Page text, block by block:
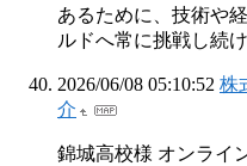
あるために、技術や
ルドへ常に挑戦し続
2026/06/08 05:10:52 株
介
錦城高校様 オンライ